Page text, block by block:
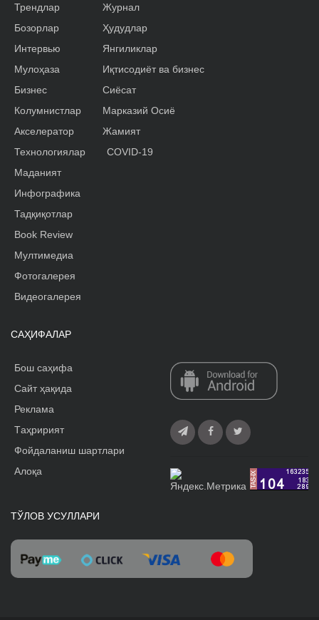
Трендлар
Бозорлар
Интервью
Мулоҳаза
Бизнес
Колумнистлар
Акселератор
Журнал
Ҳудудлар
Янгиликлар
Иқтисодиёт ва бизнес
Сиёсат
Марказий Осиё
Жамият
Технологиялар
Маданият
Инфографика
Тадқиқотлар
Book Review
Мултимедиа
Фотогалерея
Видеогалерея
COVID-19
САҲИФАЛАР
Бош саҳифа
Сайт ҳақида
Реклама
Tаҳририят
Фойдаланиш шартлари
Алоқа
ТЎЛОВ УСУЛЛАРИ